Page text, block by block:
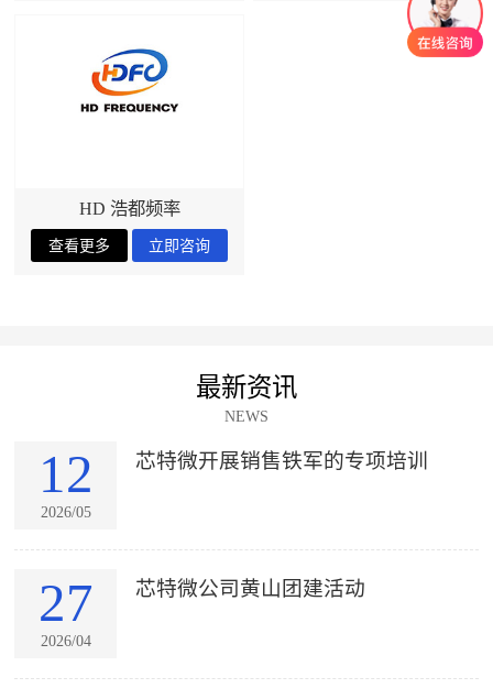
HD 浩都频率
最新资讯
NEWS
12
2026/05
芯特微开展销售铁军的专项培训
27
2026/04
芯特微公司黄山团建活动